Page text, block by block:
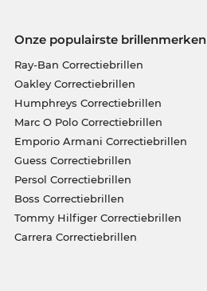
Onze populairste brillenmerken
Ray-Ban Correctiebrillen
Oakley Correctiebrillen
Humphreys Correctiebrillen
Marc O Polo Correctiebrillen
Emporio Armani Correctiebrillen
Guess Correctiebrillen
Persol Correctiebrillen
Boss Correctiebrillen
Tommy Hilfiger Correctiebrillen
Carrera Correctiebrillen